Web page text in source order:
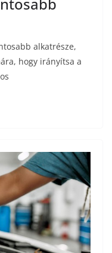
alkatrésze,
hogy irányítsa a